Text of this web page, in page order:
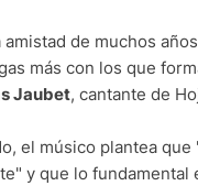
amistad de muchos
más con los que
Jaubet, cantante de
el músico plantea
y que lo